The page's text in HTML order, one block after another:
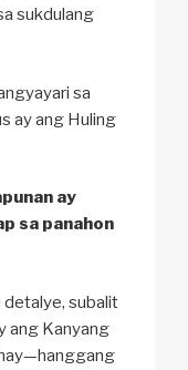
sukdulang
sa
ay ang Huling
ay
sa panahon
detalye, subalit
ang Kanyang